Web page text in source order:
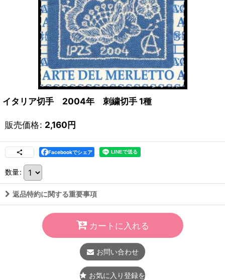
イタリア切手 2004年 刺繍切手 1種
販売価格: 2,160円
Facebookでシェア
数量:
返品特約に関する重要事項
カートに入れる
お問い合わせ
お気に入り登録をする